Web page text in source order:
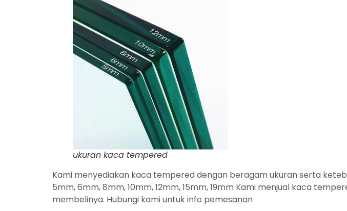
ukuran kaca tempered
Kami menyediakan kaca tempered dengan beragam ukuran serta
5mm, 6mm, 8mm, 10mm, 12mm, 15mm, 19mm Kami menjual kaca
membelinya. Hubungi kami untuk info pemesanan